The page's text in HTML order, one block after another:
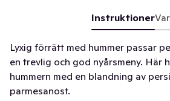
Instruktioner
Lyxig förrätt med hummer passar
en trevlig och god nyårsmeny. Här
hummern med en blandning av
parmesanost.